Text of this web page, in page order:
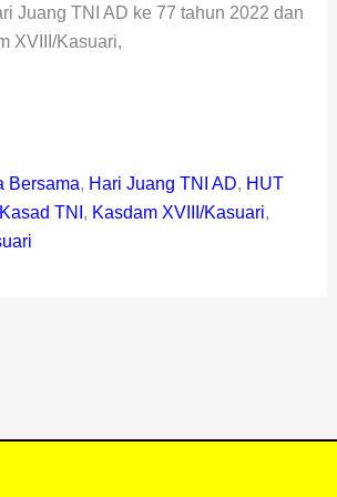
Juang TNI AD ke 77 tahun 2022 dan
XVIII/Kasuari,
Bersama, Hari Juang TNI AD, HUT
Kasad TNI , Kasdam XVIII/Kasuari,